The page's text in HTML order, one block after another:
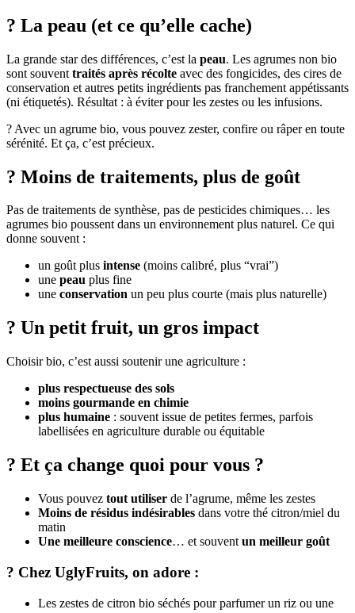
? La peau (et ce qu’elle cache)
La grande star des différences, c’est la peau. Les agrumes non bio
sont souvent traités après récolte avec des fongicides, des cires de
conservation et autres petits ingrédients pas franchement appétissants
(ni étiquetés). Résultat : à éviter pour les zestes ou les infusions.
? Avec un agrume bio, vous pouvez zester, confire ou râper en toute
sérénité. Et ça, c’est précieux.
? Moins de traitements, plus de goût
Pas de traitements de synthèse, pas de pesticides chimiques… les
agrumes bio poussent dans un environnement plus naturel. Ce qui
donne souvent :
un goût plus intense (moins calibré, plus “vrai”)
une peau plus fine
une conservation un peu plus courte (mais plus naturelle)
? Un petit fruit, un gros impact
Choisir bio, c’est aussi soutenir une agriculture :
plus respectueuse des sols
moins gourmande en chimie
plus humaine : souvent issue de petites fermes, parfois
labellisées en agriculture durable ou équitable
? Et ça change quoi pour vous ?
Vous pouvez tout utiliser de l’agrume, même les zestes
Moins de résidus indésirables dans votre thé citron/miel du
matin
Une meilleure conscience… et souvent un meilleur goût
? Chez UglyFruits, on adore :
Les zestes de citron bio séchés pour parfumer un riz ou une